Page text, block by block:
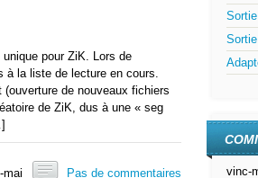
pour ZiK. Lors de
à la liste de lecture en cours.
(ouverture de nouveaux fichiers
de ZiK, dus à une « seg
mai Pas de commentaires vinc-